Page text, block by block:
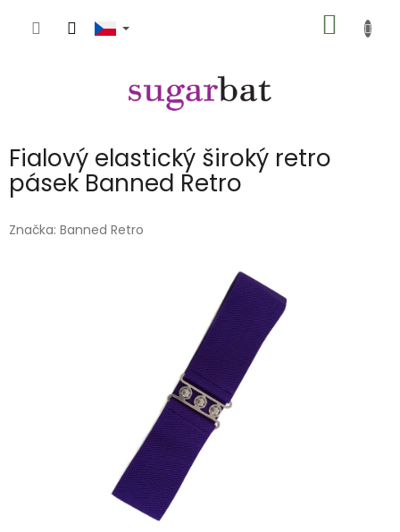
KOŠÍK
Fialový elastický široký retro
pásek Banned Retro
Značka: Banned Retro